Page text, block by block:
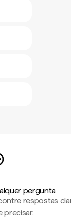
pergunta
respostas
precisar.